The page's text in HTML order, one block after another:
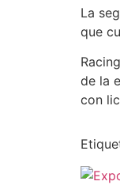
La
que
de la
con